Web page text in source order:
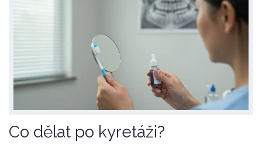
Co dělat po kyretáži?